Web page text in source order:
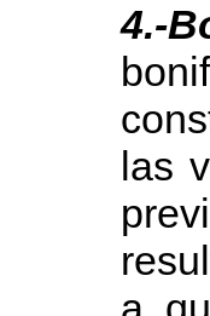
4.-
las